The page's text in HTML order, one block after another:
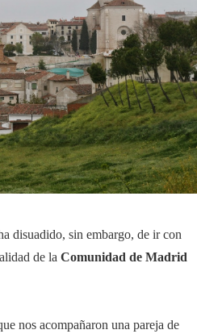
disuadido, sin embargo, de ir con
de la Comunidad de Madrid
nos acompañaron una pareja de